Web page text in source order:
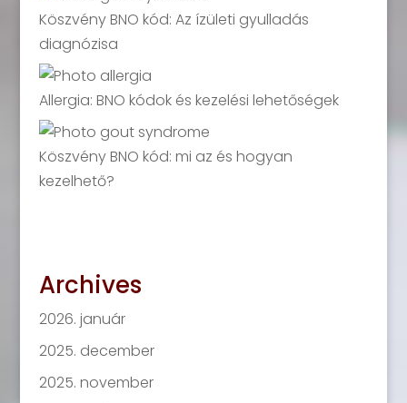
Köszvény BNO kód: Az ízületi gyulladás
diagnózisa
Allergia: BNO kódok és kezelési lehetőségek
Köszvény BNO kód: mi az és hogyan
kezelhető?
Archives
2026. január
2025. december
2025. november